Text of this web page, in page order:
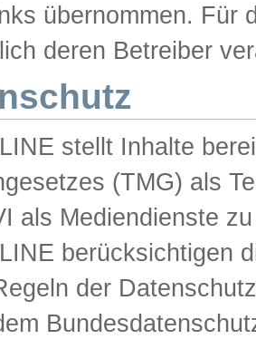
übernommen. Für
deren Betreiber
stellt Inhalte
(TMG) als
als Mediendienste
berücksichtigen
der